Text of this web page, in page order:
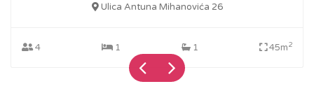
Ulica Antuna Mihanovića 26
4 1 1 45m2